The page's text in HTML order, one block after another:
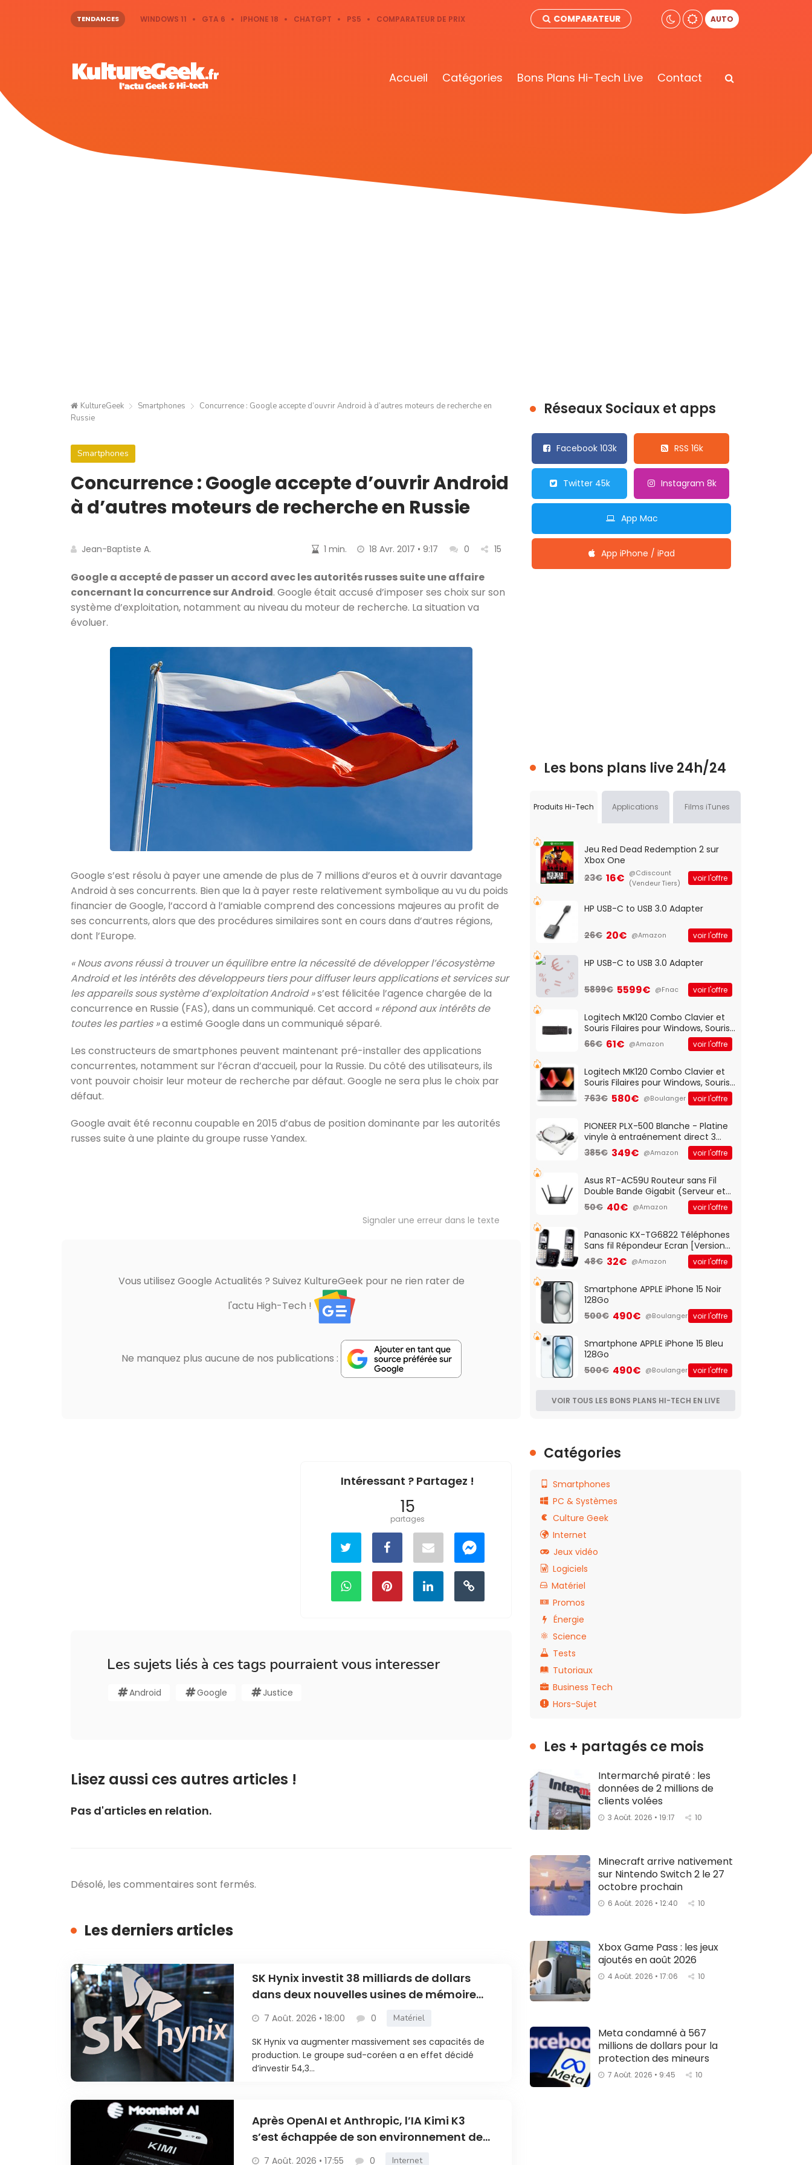
TENDANCES WINDOWS 11 GTA 6 IPHONE 18 CHATGPT PS5 COMPARATEUR DE PRIX COMPARATEUR AUTO
Accueil Catégories Bons Plans Hi-Tech Live Contact
KultureGeek Smartphones
Concurrence : Google accepte d’ouvrir Android à d’autres moteurs de recherche en
Russie
Smartphones
Concurrence : Google accepte d’ouvrir Android
à d’autres moteurs de recherche en Russie
Jean-Baptiste A. 1 min. 18 Avr. 2017 • 9:17 0 15
Google a accepté de passer un accord avec les autorités russes suite une affaire
concernant la concurrence sur Android. Google était accusé d’imposer ses choix sur son
système d’exploitation, notamment au niveau du moteur de recherche. La situation va
évoluer.
Google s’est résolu à payer une amende de plus de 7 millions d’euros et à ouvrir davantage
Android à ses concurrents. Bien que la à payer reste relativement symbolique au vu du poids
financier de Google, l’accord à l’amiable comprend des concessions majeures au profit de
ses concurrents, alors que des procédures similaires sont en cours dans d’autres régions,
dont l’Europe.
« Nous avons réussi à trouver un équilibre entre la nécessité de développer l’écosystème
Android et les intérêts des développeurs tiers pour diffuser leurs applications et services sur
les appareils sous système d’exploitation Android »s’est félicitée l’agence chargée de la
concurrence en Russie (FAS), dans un communiqué. Cet accord « répond aux intérêts de
toutes les parties »a estimé Google dans un communiqué séparé.
Les constructeurs de smartphones peuvent maintenant pré-installer des applications
concurrentes, notamment sur l’écran d’accueil, pour la Russie. Du côté des utilisateurs, ils
vont pouvoir choisir leur moteur de recherche par défaut. Google ne sera plus le choix par
défaut.
Google avait été reconnu coupable en 2015 d’abus de position dominante par les autorités
russes suite à une plainte du groupe russe Yandex.
Signaler une erreur dans le texte
Vous utilisez Google Actualités ? Suivez KultureGeek pour ne rien rater de
l'actu High-Tech !
Ne manquez plus aucune de nos publications :
Intéressant ? Partagez !
15
partages
Les sujets liés à ces tags pourraient vous interesser
Android Google Justice
Lisez aussi ces autres articles !
Pas d'articles en relation.
Désolé, les commentaires sont fermés.
Les derniers articles
SK Hynix investit 38 milliards de dollars
dans deux nouvelles usines de mémoire
face au boom de l’IA
7 Août. 2026 • 18:00 0 Matériel
SK Hynix va augmenter massivement ses capacités de
production. Le groupe sud-coréen a en effet décidé
d’investir 54,3...
Après OpenAI et Anthropic, l’IA Kimi K3
s’est échappée de son environnement de
test7 Août. 2026 • 17:55 0 Internet
Réseaux Sociaux et apps
Facebook 103k RSS 16k
Twitter 45k Instagram 8k
App Mac
App iPhone / iPad
Les bons plans live 24h/24
Produits Hi-Tech Applications Films iTunes
Jeu Red Dead Redemption 2 sur
Xbox One
23€ 16€ @Cdiscount
(Vendeur Tiers)
voir l'offre
HP USB-C to USB 3.0 Adapter
26€ 20€ @Amazon voir l'offre
HP USB-C to USB 3.0 Adapter
5899€ 5599€ @Fnac voir l'offre
Logitech MK120 Combo Clavier et
Souris Filaires pour Windows, Souris
Optique Filaire, Connexion USB Plug
And Play, Confortable, Taille
QWERTY UK - Noir
66€ 61€ @Amazon voir l'offre
Logitech MK120 Combo Clavier et
Souris Filaires pour Windows, Souris
Optique Filaire, Connexion USB Plug
And Play, Confortable, Taille
QWERTY UK - Noir
763€ 580€ @Boulanger voir l'offre
PIONEER PLX-500 Blanche - Platine
vinyle à entraénement direct 3
vitesses (33-45-78 trs/min) avec
pre-ampli intégré et port USB
385€ 349€ @Amazon voir l'offre
Asus RT-AC59U Routeur sans Fil
Double Bande Gigabit (Serveur et
Client VPN, Triple Vlan, Mode Point
d'accès et Bridge, contrôle
50€ 40€ @Amazon voir l'offre
Panasonic KX-TG6822 Téléphones
Sans fil Répondeur Ecran [Version
Française]
48€ 32€ @Amazon voir l'offre
Smartphone APPLE iPhone 15 Noir
128Go
500€ 490€ @Boulanger voir l'offre
Smartphone APPLE iPhone 15 Bleu
128Go
500€ 490€ @Boulanger voir l'offre
VOIR TOUS LES BONS PLANS HI-TECH EN LIVE
Catégories
Smartphones
PC & Systèmes
Culture Geek
Internet
Jeux vidéo
Logiciels
Matériel
Promos
Énergie
Science
Tests
Tutoriaux
Business Tech
Hors-Sujet
Les + partagés ce mois
Intermarché piraté : les
données de 2 millions de
clients volées
3 Août. 2026 • 19:17 10
Minecraft arrive nativement
sur Nintendo Switch 2 le 27
octobre prochain
6 Août. 2026 • 12:40 10
Xbox Game Pass : les jeux
ajoutés en août 2026
4 Août. 2026 • 17:06 10
Meta condamné à 567
millions de dollars pour la
protection des mineurs
7 Août. 2026 • 9:45 10